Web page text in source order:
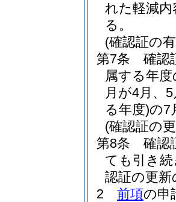
れた軽減
る。
(確認証の
第7条
確認
属する年
月が4月、
る年度)の7
(確認証の
第8条
確認
ても引き
認証の更
2
前項の申